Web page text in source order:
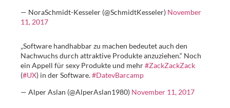
— NoraSchmidt-Kesseler (@SchmidtKesseler) November
11, 2017
„Software handhabbar zu machen bedeutet auch den
Nachwuchs durch attraktive Produkte anzuziehen.“ Noch
ein Appell für sexy Produkte und mehr#ZackZackZack
(#UX) in der Software.#DatevBarcamp
— Alper Aslan (@AlperAslan1980) November 11, 2017